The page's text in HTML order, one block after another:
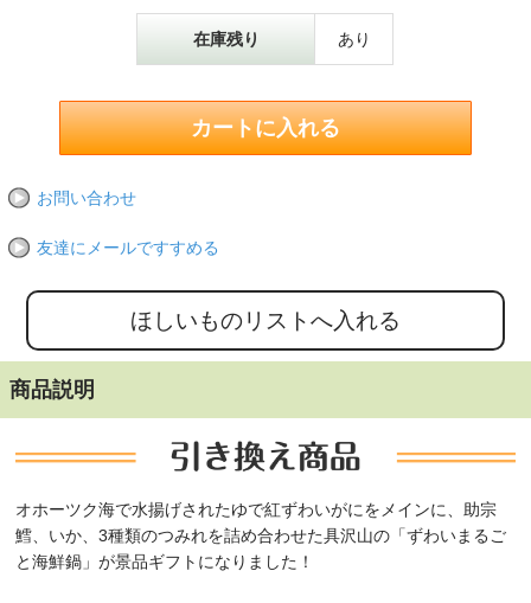
在庫残り あり
お問い合わせ
友達にメールですすめる
商品説明
オホーツク海で水揚げされたゆで紅ずわいがにをメインに、助宗
鱈、いか、3種類のつみれを詰め合わせた具沢山の「ずわいまるご
と海鮮鍋」が景品ギフトになりました！